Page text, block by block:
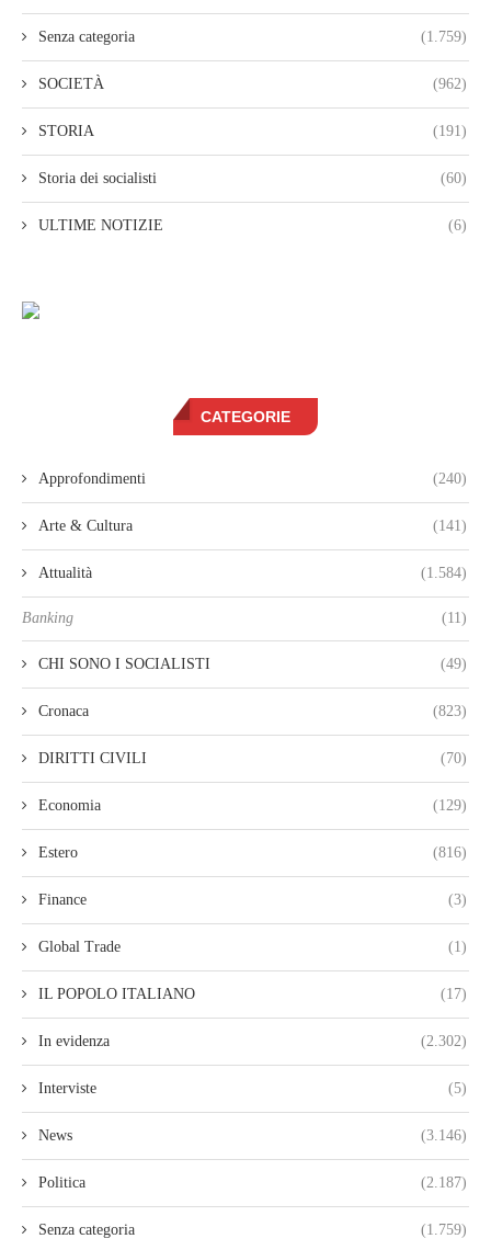
Senza categoria (1.759)
SOCIETÀ (962)
STORIA (191)
Storia dei socialisti (60)
ULTIME NOTIZIE (6)
CATEGORIE
Approfondimenti (240)
Arte & Cultura (141)
Attualità (1.584)
Banking (11)
CHI SONO I SOCIALISTI (49)
Cronaca (823)
DIRITTI CIVILI (70)
Economia (129)
Estero (816)
Finance (3)
Global Trade (1)
IL POPOLO ITALIANO (17)
In evidenza (2.302)
Interviste (5)
News (3.146)
Politica (2.187)
Senza categoria (1.759)